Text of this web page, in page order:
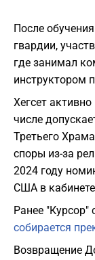
После
гвардии,
где занимал
инструктором
Хегсет
числе
Третьего
споры из-за
2024 году
США в
Ранее
собирается
Возвращение